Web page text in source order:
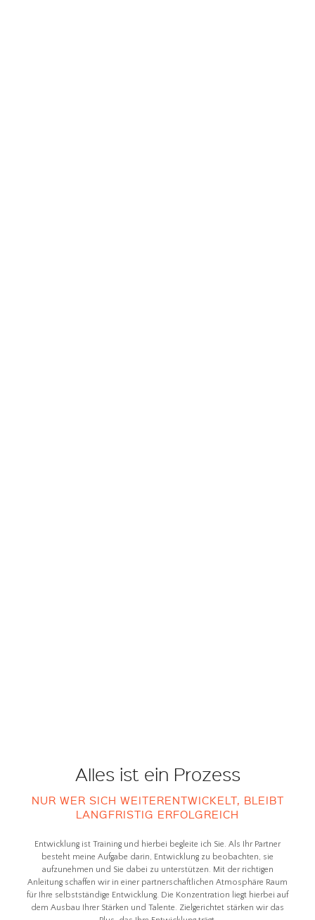
Alles ist ein Prozess
NUR WER SICH WEITERENTWICKELT, BLEIBT
LANGFRISTIG ERFOLGREICH
Entwicklung ist Training und hierbei begleite ich Sie. Als Ihr Partner
besteht meine Aufgabe darin, Entwicklung zu beobachten, sie
aufzunehmen und Sie dabei zu unterstützen. Mit der richtigen
Anleitung schaffen wir in einer partnerschaftlichen Atmosphäre Raum
für Ihre selbstständige Entwicklung. Die Konzentration liegt hierbei auf
dem Ausbau Ihrer Stärken und Talente. Zielgerichtet stärken wir das